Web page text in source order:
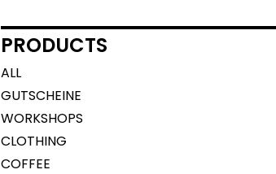
PRODUCTS
ALL
GUTSCHEINE
WORKSHOPS
CLOTHING
COFFEE